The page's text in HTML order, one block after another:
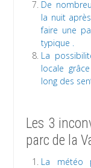
De
la nuit
faire une
typique .
La
locale
long des
Les 3
parc de la
La météo